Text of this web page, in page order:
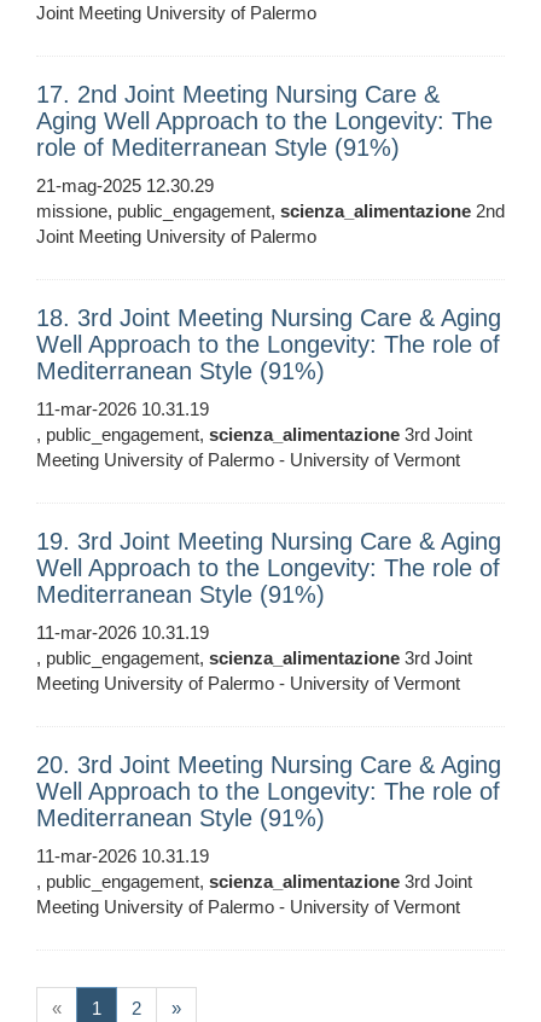
Joint Meeting University of Palermo
17. 2nd Joint Meeting Nursing Care &
Aging Well Approach to the Longevity: The
role of Mediterranean Style (91%)
21-mag-2025 12.30.29
missione, public_engagement, scienza_alimentazione 2nd
Joint Meeting University of Palermo
18. 3rd Joint Meeting Nursing Care & Aging
Well Approach to the Longevity: The role of
Mediterranean Style (91%)
11-mar-2026 10.31.19
, public_engagement, scienza_alimentazione 3rd Joint
Meeting University of Palermo - University of Vermont
19. 3rd Joint Meeting Nursing Care & Aging
Well Approach to the Longevity: The role of
Mediterranean Style (91%)
11-mar-2026 10.31.19
, public_engagement, scienza_alimentazione 3rd Joint
Meeting University of Palermo - University of Vermont
20. 3rd Joint Meeting Nursing Care & Aging
Well Approach to the Longevity: The role of
Mediterranean Style (91%)
11-mar-2026 10.31.19
, public_engagement, scienza_alimentazione 3rd Joint
Meeting University of Palermo - University of Vermont
« 1 (current)
2 »